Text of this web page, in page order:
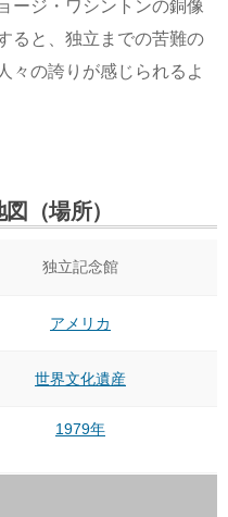
ージ・ワシントンの銅像
ると、独立までの苦難の
々の誇りが感じられるよ
（場所）
独立記念館
アメリカ
世界文化遺産
1979年